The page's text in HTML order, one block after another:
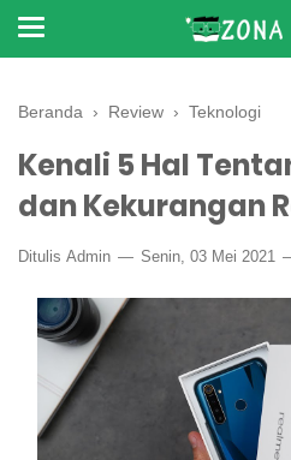
Beranda › Review › Teknologi
Kenali 5 Hal
dan Kekurangan
Ditulis Admin Senin, 03 Mei 2021